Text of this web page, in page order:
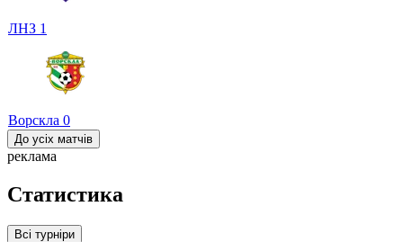
ЛНЗ 1
Ворскла 0
До усіх матчів
реклама
Статистика
Всі турніри